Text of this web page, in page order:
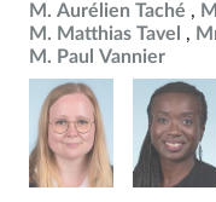
M. Aurélien Taché
M. Matthias Tavel
M. Paul Vannier